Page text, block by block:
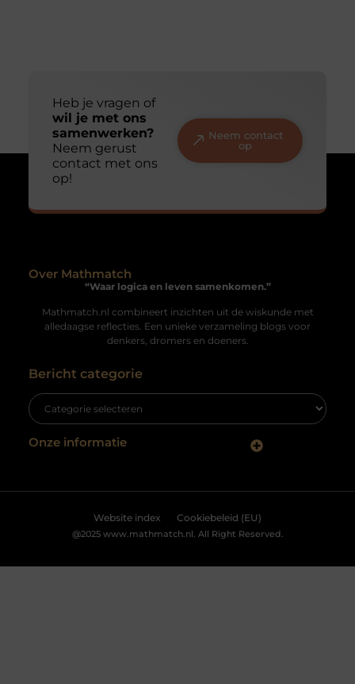
Heb je vragen of
wil je met ons
samenwerken?
Neem gerust
contact met ons
op!
Neem contact
op
Over Mathmatch
“Waar logica en leven samenkomen.”
Mathmatch.nl combineert inzichten uit de wiskunde met
alledaagse reflecties. Een unieke verzameling blogs voor
denkers, dromers en doeners.
Bericht categorie
Onze informatie
@2025 www.mathmatch.nl. All Right Reserved.
Website index Cookiebeleid (EU)